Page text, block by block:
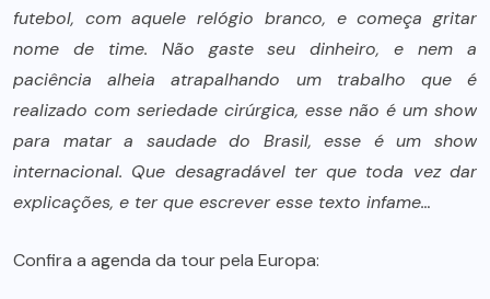
futebol, com aquele relógio branco, e começa gritar
nome de time. Não gaste seu dinheiro, e nem a
paciência alheia atrapalhando um trabalho que é
realizado com seriedade cirúrgica, esse não é um show
para matar a saudade do Brasil, esse é um show
internacional. Que desagradável ter que toda vez dar
explicações, e ter que escrever esse texto infame…
Confira a agenda da tour pela Europa: